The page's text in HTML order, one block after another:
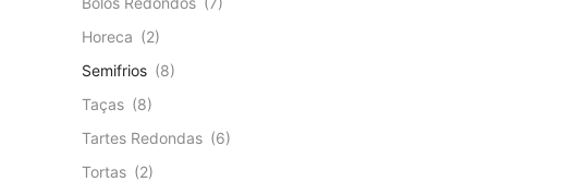
Horeca (2)
Semifrios (8)
Taças (8)
Tartes Redondas (6)
Tortas (2)